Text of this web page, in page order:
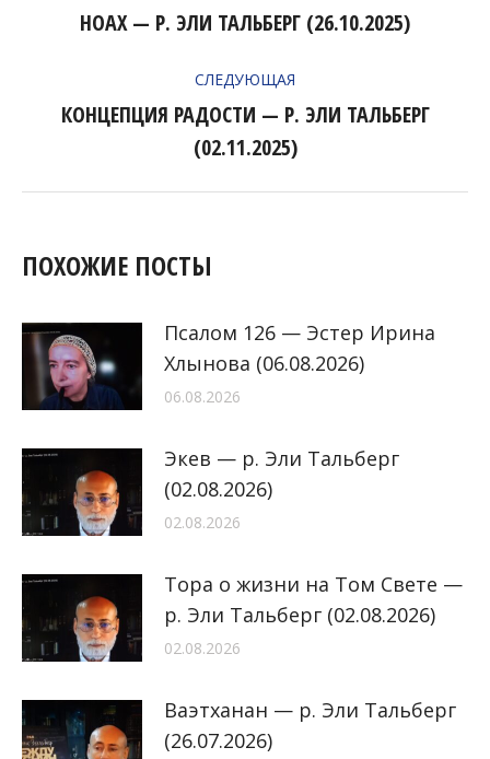
Предыдущая
НОАХ — Р. ЭЛИ ТАЛЬБЕРГ (26.10.2025)
СЛЕДУЮЩАЯ
Следующая
запись:
КОНЦЕПЦИЯ РАДОСТИ — Р. ЭЛИ ТАЛЬБЕРГ
(02.11.2025)
ПОХОЖИЕ ПОСТЫ
Псалом 126 — Эстер Ирина
Хлынова (06.08.2026)
06.08.2026
Экев — р. Эли Тальберг
(02.08.2026)
02.08.2026
Тора о жизни на Том Свете —
р. Эли Тальберг (02.08.2026)
02.08.2026
Ваэтханан — р. Эли Тальберг
(26.07.2026)